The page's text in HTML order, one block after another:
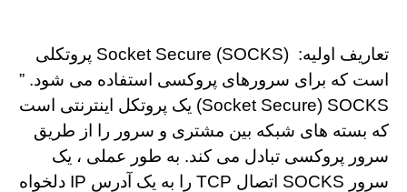
تعاریف اولیه: Socket Secure (SOCKS) پروتكلی
است كه برای سرورهای پروکسی استفاده می شود. ”
Socket Secure) SOCKS) یک پروتکل اینترنتی است
که بسته های شبکه بین مشتری و سرور را از طریق
سرور پروکسی تبادل می کند. به طور عملی ، یک
سرور SOCKS اتصال TCP را به یک آدرس IP دلخواه